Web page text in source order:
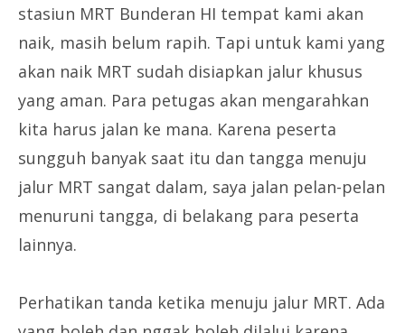
stasiun MRT Bunderan HI tempat kami akan
naik, masih belum rapih. Tapi untuk kami yang
akan naik MRT sudah disiapkan jalur khusus
yang aman. Para petugas akan mengarahkan
kita harus jalan ke mana. Karena peserta
sungguh banyak saat itu dan tangga menuju
jalur MRT sangat dalam, saya jalan pelan-pelan
menuruni tangga, di belakang para peserta
lainnya.
Perhatikan tanda ketika menuju jalur MRT. Ada